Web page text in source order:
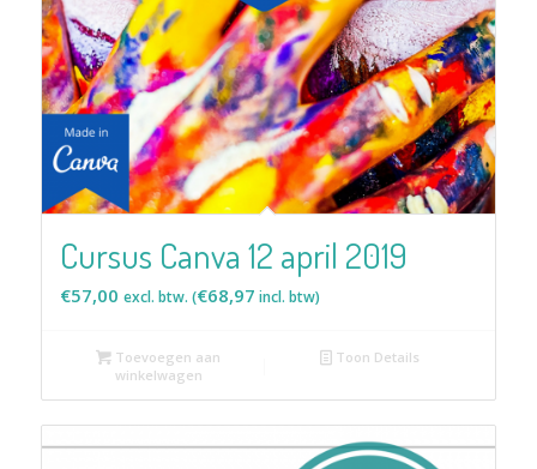
Cursus Canva 12 april 2019
€57,00 excl. btw. (€68,97 incl. btw)
Toevoegen aan
winkelwagen
Toon Details